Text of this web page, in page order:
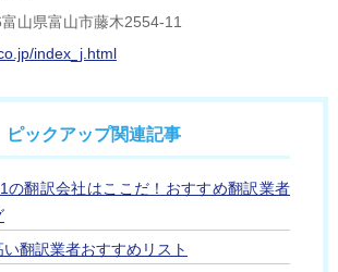
山県富山市藤木2554-11
index_j.html
ピックアップ関連記事
の翻訳会社はここだ！おすすめ翻訳業者
翻訳業者おすすめリスト